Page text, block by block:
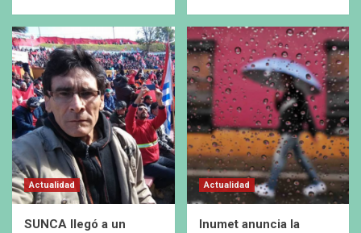
Actualidad
SUNCA llegó a un
Actualidad
Inumet anuncia la